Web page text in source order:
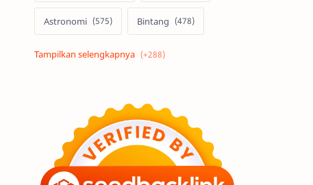
Astronomi Bintang
Alam semesta Galaksi
Tata Surya
Hype Astronot